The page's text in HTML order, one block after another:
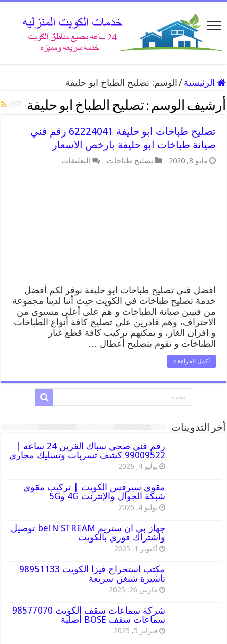
الرئيسية / الوسم:تصليح الطباخ ابو حليفة
أرشيف الوسم :تصليح الطباخ ابو حليفة
تصليح طباخات ابو حليفة 62224041 رقم فني
صيانة طباخات ابو حليفة بارخص الاسعار
مايو 8, 2020 تصليح طباخات التعليقات
مغلقة
افضل فني تصليح طباخات ابو حليفة نوفر لكم أفضل
خدمة تصليح طباخات في الكويت حيث أننا لدينا مجموعة
من فنيين صيانة الطباخات و هم على أعلى مستوى من
الاحتراف، وهم قادرين على تصليح كافة أنواع الطباخات
و افران الغاز، و يمكنهم تركيب كافة قطع غيار
الطباخات و نقوم بتصليح أعطال …
أكمل القراءة »
أخر التدوينات
رقم فني صحي سباك القرين 24 ساعة |
99009522 كشف تسربات وتسليك مجاري
يوليو 4, 2026
مقوي سيرفس الكويت | تركيب مقوي
شبكة الجوال والإنترنت 4G و5G
يوليو 4, 2026
جهاز بي ان ستريم beIN STREAM توصيل
واشتراك فوري بالكويت
أكتوبر 1, 2025
مكتب استخراج فيزا الكويت 98951133
تاشيرة شنغن سريعة
مارس 26, 2025
شركة سماعات سقف الكويت 98577070
سماعات سقف BOSE أصلية
فبراير 5, 2025